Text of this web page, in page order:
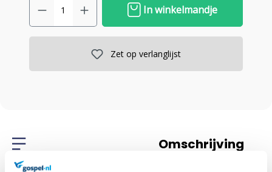
In winkelmandje
Zet op verlanglijst
Omschrijving